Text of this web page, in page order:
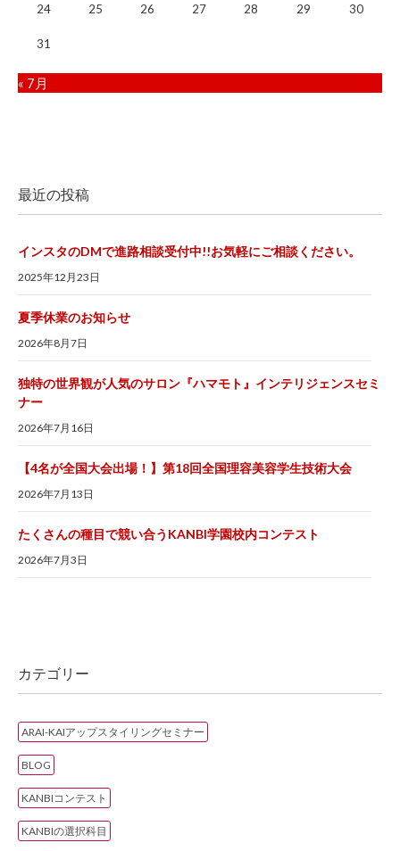
24 25 26 27 28 29 30
31
« 7月
最近の投稿
インスタのDMで進路相談受付中!!お気軽にご相談ください。
2025年12月23日
夏季休業のお知らせ
2026年8月7日
独特の世界観が人気のサロン『ハマモト』インテリジェンスセミ
ナー
2026年7月16日
【4名が全国大会出場！】第18回全国理容美容学生技術大会
2026年7月13日
たくさんの種目で競い合うKANBI学園校内コンテスト
2026年7月3日
カテゴリー
ARAI-KAIアップスタイリングセミナー
BLOG
KANBIコンテスト
KANBIの選択科目